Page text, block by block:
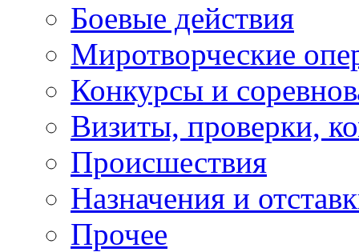
Боевые действия
Миротворческие
Конкурсы и
Визиты, проверки,
Происшествия
Назначения и
Прочее